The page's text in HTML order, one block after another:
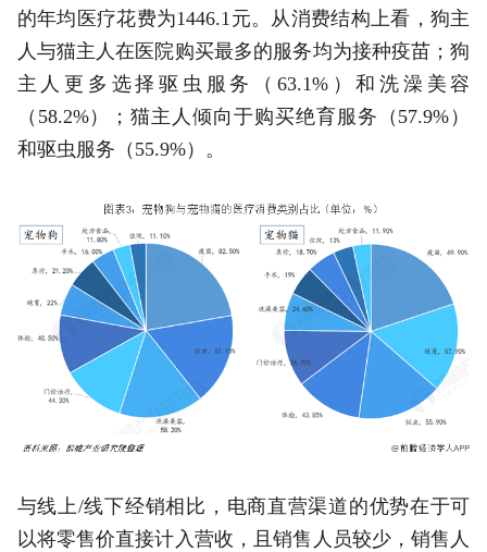
的年均医疗花费为1446.1元。从消费结构上看，狗主
人与猫主人在医院购买最多的服务均为接种疫苗；狗
主人更多选择驱虫服务（63.1%）和洗澡美容
（58.2%）；猫主人倾向于购买绝育服务（57.9%）
和驱虫服务（55.9%）。
与线上/线下经销相比，电商直营渠道的优势在于可
以将零售价直接计入营收，且销售人员较少，销售人